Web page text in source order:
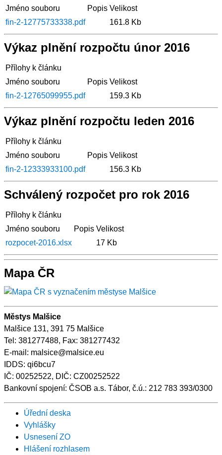
Jméno souboru
Popis Velikost
fin-2-12775733338.pdf
161.8 Kb
Výkaz plnění rozpočtu únor 2016
Přílohy k článku
Jméno souboru
Popis Velikost
fin-2-12765099955.pdf
159.3 Kb
Výkaz plnění rozpočtu leden 2016
Přílohy k článku
Jméno souboru
Popis Velikost
fin-2-12333933100.pdf
156.3 Kb
Schválený rozpočet pro rok 2016
Přílohy k článku
Jméno souboru
Popis Velikost
rozpocet-2016.xlsx
17 Kb
Mapa ČR
Městys Malšice
Malšice 131, 391 75 Malšice
Tel: 381277488, Fax: 381277432
E-mail: malsice@malsice.eu
IDDS: qi6bcu7
IČ: 00252522, DIČ: CZ00252522
Bankovní spojení: ČSOB a.s. Tábor, č.ú.: 212 783 393/0300
Úřední deska
Vyhlášky
Usnesení ZO
Hlášení rozhlasem